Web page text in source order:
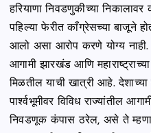
हरियाणा निवडणुकीच्या
पहिल्या फेरीत काँग्रेसच्या बाजूने
आलो असा आरोप करणे योग्य नाही.
आगामी झारखंड आणि
मिळतील याची खात्री आहे.
पार्श्वभूमीवर विविध राज्यांतील
निवडणूक कंपास ठरेल, असे ते